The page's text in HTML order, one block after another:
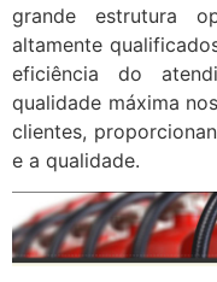
grande estrutura
altamente
eficiência do
qualidade máxima
clientes,
e a qualidade.